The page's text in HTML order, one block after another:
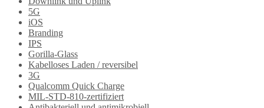
5G
iOS
Branding
IPS
Gorilla-Glass
Kabelloses Laden / reversibel
3G
Qualcomm Quick Charge
MIL-STD-810-zertifiziert